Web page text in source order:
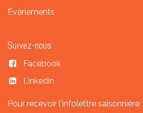
Évènements
Suivez-nous
Facebook
Linkedin
Pour recevoir l'infolettre saisonnière :